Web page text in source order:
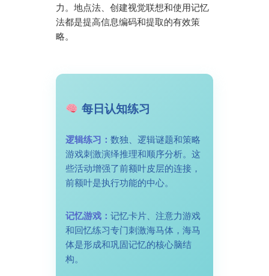
力。地点法、创建视觉联想和使用记忆
法都是提高信息编码和提取的有效策
略。
每日认知练习
逻辑练习： 数独、逻辑谜题和策略
游戏刺激演绎推理和顺序分析。这
些活动增强了前额叶皮层的连接，
前额叶是执行功能的中心。
记忆游戏： 记忆卡片、注意力游戏
和回忆练习专门刺激海马体，海马
体是形成和巩固记忆的核心脑结
构。